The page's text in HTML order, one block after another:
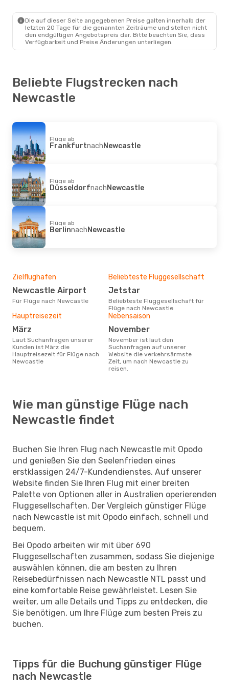
Die auf dieser Seite angegebenen Preise galten innerhalb der
letzten 20 Tage für die genannten Zeiträume und stellen nicht
den endgültigen Angebotspreis dar. Bitte beachten Sie, dass
Verfügbarkeit und Preise Änderungen unterliegen.
Beliebte Flugstrecken nach
Newcastle
Flüge ab
FrankfurtnachNewcastle
Flüge ab
DüsseldorfnachNewcastle
Flüge ab
BerlinnachNewcastle
Zielflughafen
Newcastle Airport
Für Flüge nach Newcastle
Beliebteste Fluggesellschaft
Jetstar
Beliebteste Fluggesellschaft für
Flüge nach Newcastle
Hauptreisezeit
März
Laut Suchanfragen unserer
Kunden ist März die
Hauptreisezeit für Flüge nach
Newcastle
Nebensaison
November
November ist laut den
Suchanfragen auf unserer
Website die verkehrsärmste
Zeit, um nach Newcastle zu
reisen.
Wie man günstige Flüge nach
Newcastle findet
Buchen Sie Ihren Flug nach Newcastle mit Opodo
und genießen Sie den Seelenfrieden eines
erstklassigen 24/7-Kundendienstes. Auf unserer
Website finden Sie Ihren Flug mit einer breiten
Palette von Optionen aller in Australien operierenden
Fluggesellschaften. Der Vergleich günstiger Flüge
nach Newcastle ist mit Opodo einfach, schnell und
bequem.
Bei Opodo arbeiten wir mit über 690
Fluggesellschaften zusammen, sodass Sie diejenige
auswählen können, die am besten zu Ihren
Reisebedürfnissen nach Newcastle NTL passt und
eine komfortable Reise gewährleistet. Lesen Sie
weiter, um alle Details und Tipps zu entdecken, die
Sie benötigen, um Ihre Flüge zum besten Preis zu
buchen.
Tipps für die Buchung günstiger Flüge
nach Newcastle